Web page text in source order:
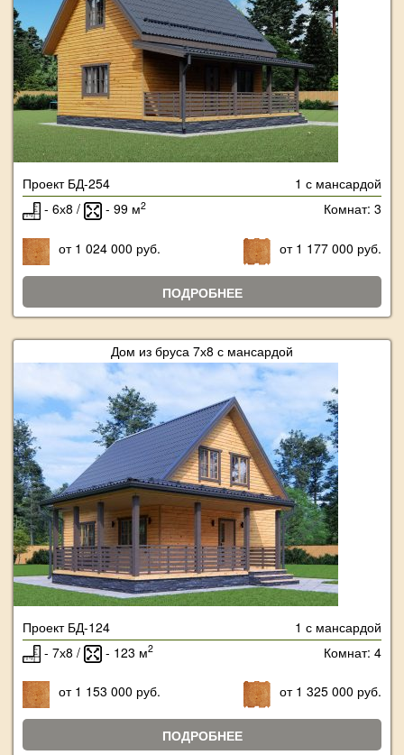
Проект БД-254
1 с мансардой
- 6х8 /
- 99 м2 Комнат: 3
от 1 024 000 руб. от 1 177 000 руб.
ПОДРОБНЕЕ
Дом из бруса 7х8 с мансардой
Проект БД-124
1 с мансардой
- 7х8 /
- 123 м2 Комнат: 4
от 1 153 000 руб. от 1 325 000 руб.
ПОДРОБНЕЕ